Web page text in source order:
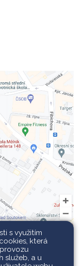
s využitím
která
služeb, a u